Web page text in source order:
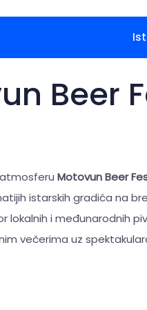
Beer
Motovun Beer
istarskih gradića na
lokalnih i međunarodnih
večerima uz